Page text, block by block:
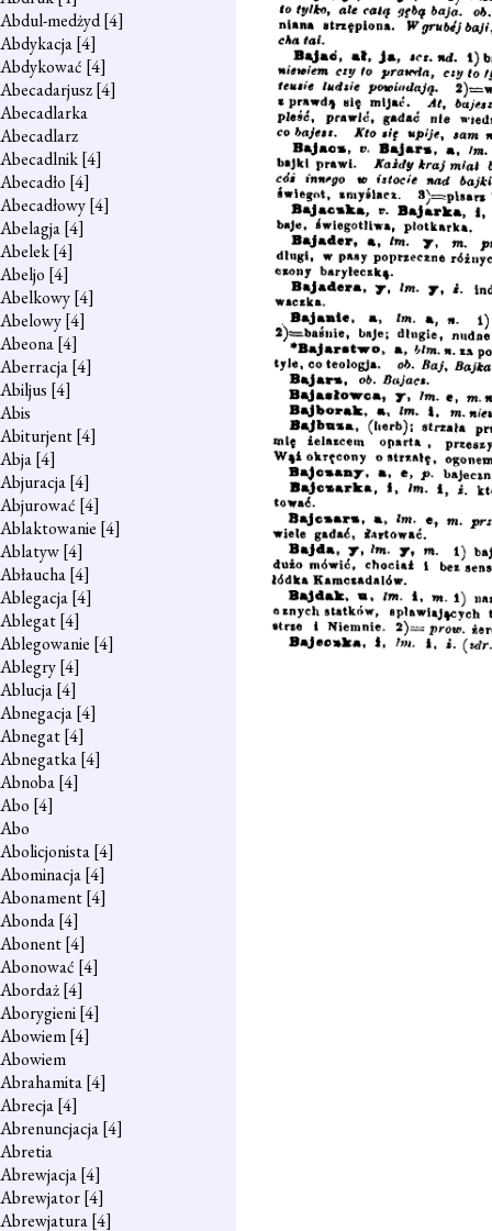
Abdul-medżyd[4]
Abdykacja[4]
Abdykować [4]
Abecadarjusz[4]
Abecadlarka
Abecadlarz
Abecadlnik[4]
Abecadło [4]
Abecadłowy[4]
Abelagja[4]
Abelek[4]
Abeljo [4]
Abelkowy[4]
Abelowy[4]
Abeona[4]
Aberracja[4]
Abiljus [4]
Abis
Abiturjent[4]
Abja[4]
Abjuracja[4]
Abjurować [4]
Ablaktowanie [4]
Ablatyw[4]
Abłaucha[4]
Ablegacja[4]
Ablegat[4]
Ablegowanie [4]
Ablegry[4]
Ablucja[4]
Abnegacja[4]
Abnegat[4]
Abnegatka[4]
Abnoba[4]
Abo [4]
Abo
Abolicjonista[4]
Abominacja[4]
Abonament[4]
Abonda[4]
Abonent[4]
Abonować [4]
Abordaż[4]
Aborygieni[4]
Abowiem[4]
Abowiem
Abrahamita[4]
Abrecja[4]
Abrenuncjacja[4]
Abretia
Abrewjacja[4]
Abrewjator[4]
Abrewjatura[4]